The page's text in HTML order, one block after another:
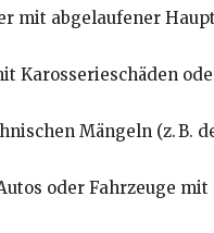
mit abgelaufener
Karosserieschäden
Mängeln (z. B.
oder Fahrzeuge mit